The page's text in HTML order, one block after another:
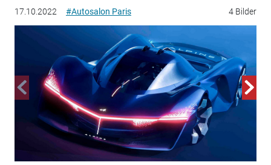
17.10.2022 #Autosalon Paris 4 Bilder